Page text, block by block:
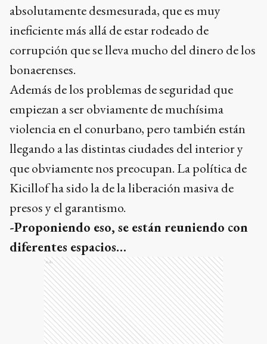
absolutamente desmesurada, que es muy
ineficiente más allá de estar rodeado de
corrupción que se lleva mucho del dinero de los
bonaerenses.
Además de los problemas de seguridad que
empiezan a ser obviamente de muchísima
violencia en el conurbano, pero también están
llegando a las distintas ciudades del interior y
que obviamente nos preocupan. La política de
Kicillof ha sido la de la liberación masiva de
presos y el garantismo.
-Proponiendo eso, se están reuniendo con
diferentes espacios…
Ads